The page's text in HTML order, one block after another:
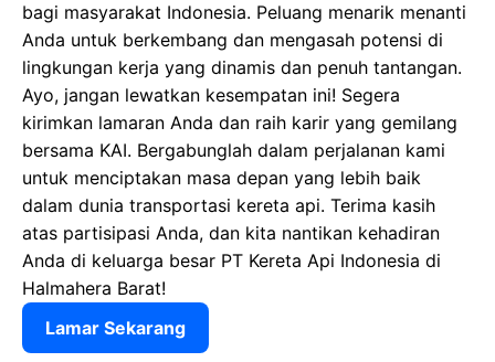
bagi masyarakat Indonesia. Peluang menarik menanti
Anda untuk berkembang dan mengasah potensi di
lingkungan kerja yang dinamis dan penuh tantangan.
Ayo, jangan lewatkan kesempatan ini! Segera
kirimkan lamaran Anda dan raih karir yang gemilang
bersama KAI. Bergabunglah dalam perjalanan kami
untuk menciptakan masa depan yang lebih baik
dalam dunia transportasi kereta api. Terima kasih
atas partisipasi Anda, dan kita nantikan kehadiran
Anda di keluarga besar PT Kereta Api Indonesia di
Halmahera Barat!
Lamar Sekarang